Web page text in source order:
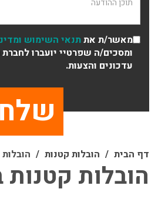
מאשר/ת אתתנאי השימוש
ומסכים/ה שפרטיי יועברו
עדכונים והצעות.
דף הבית הובלות קטנות
הובלות קטנות